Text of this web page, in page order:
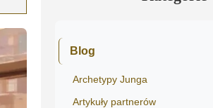
Blog
Archetypy Junga
Artykuły partnerów